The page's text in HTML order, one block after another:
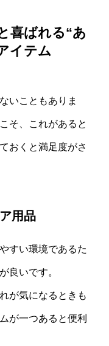
喜ばれる“あ
イテム
いこともありま
そ、これがあると
おくと満足度がさ
用品
すい環境であるた
良いです。
が気になるときも
が一つあると便利